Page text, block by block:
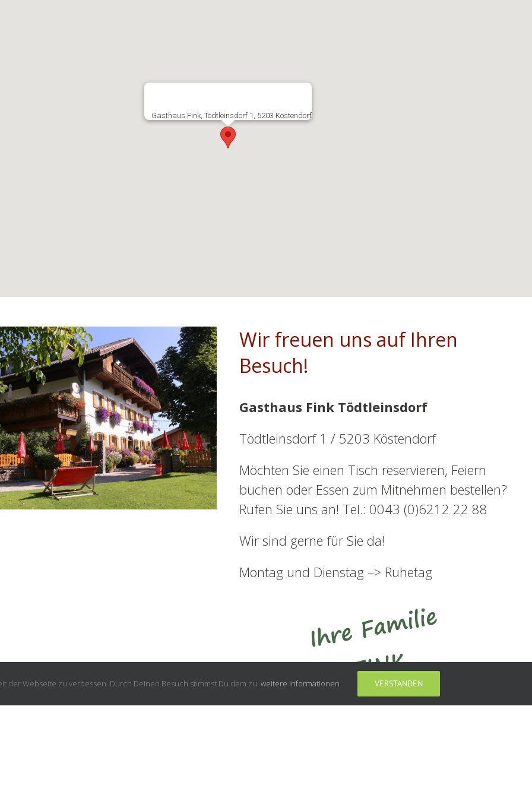
Gasthaus Fink, Tödtleinsdorf 1, 5203 Köstendorf
Wir freuen uns auf Ihren
Besuch!
Gasthaus Fink Tödtleinsdorf
Tödtleinsdorf 1 / 5203 Köstendorf
Möchten Sie einen Tisch reservieren, Feiern
buchen oder Essen zum Mitnehmen bestellen?
Rufen Sie uns an! Tel.: 0043 (0)6212 22 88
Wir sind gerne für Sie da!
Montag und Dienstag –> Ruhetag
der Webseite zu verbessen. Durch Deinen Besuch stimmst Du dem zu. weitere Informationen VERSTANDEN